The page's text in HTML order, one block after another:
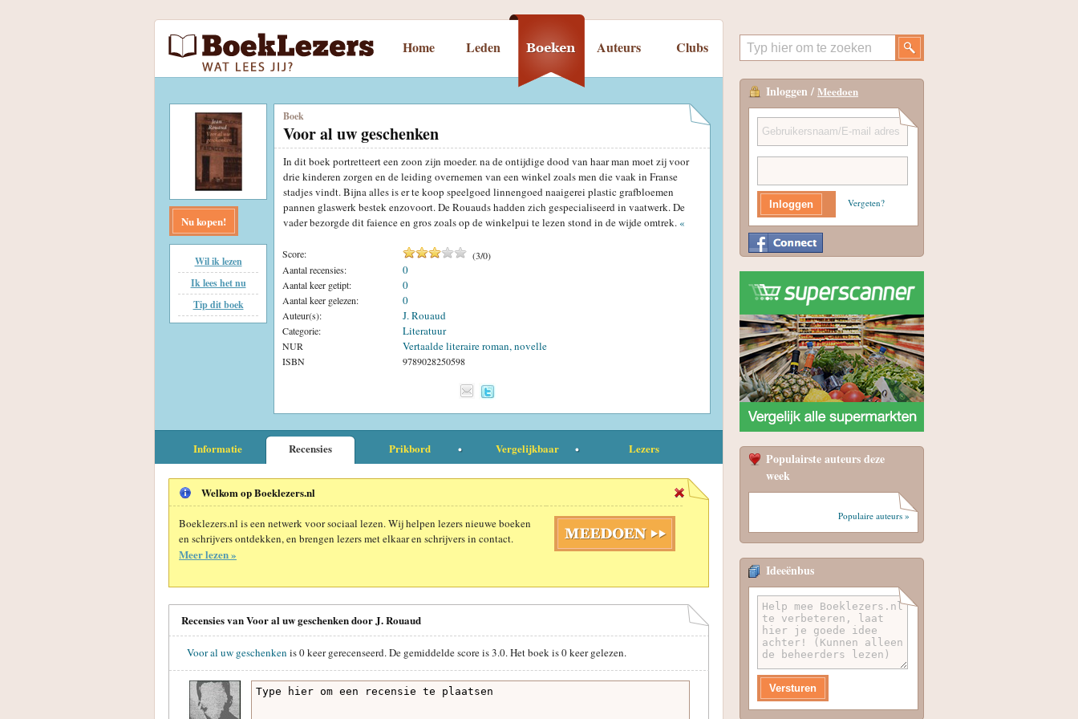
Home Leden Auteurs Clubs
Nu kopen!
Wil ik lezen
Ik lees het nu
Tip dit boek
Boek
Voor al uw geschenken
In dit boek portretteert een zoon zijn moeder. na de ontijdige dood van haar man moet zij voor
drie kinderen zorgen en de leiding overnemen van een winkel zoals men die vaak in Franse
stadjes vindt. Bijna alles is er te koop speelgoed linnengoed naaigerei plastic grafbloemen
pannen glaswerk bestek enzovoort. De Rouauds hadden zich gespecialiseerd in vaatwerk. De
vader bezorgde dit faience en gros zoals op de winkelpui te lezen stond in de wijde omtrek. «
Score: (3/0)
Aantal recensies:
0
Aantal keer getipt: 0
Aantal keer gelezen: 0
Auteur(s): J. Rouaud
Categorie: Literatuur
NUR Vertaalde literaire roman, novelle
ISBN 9789028250598
Informatie Recensies Prikbord Vergelijkbaar Lezers
Welkom op Boeklezers.nl
Boeklezers.nl is een netwerk voor sociaal lezen. Wij helpen lezers nieuwe boeken
en schrijvers ontdekken, en brengen lezers met elkaar en schrijvers in contact.
Meer lezen »
Recensies van Voor al uw geschenken door J. Rouaud
Voor al uw geschenken is0keer gerecenseerd. De gemiddelde score is3.0. Het boek is0keer gelezen.
Inloggen / Meedoen
Vergeten?
Populairste auteurs deze
week
Populaire auteurs »
Ideeënbus